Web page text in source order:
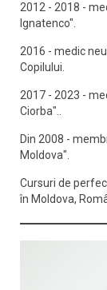
2012 - 2018 -
Ignatenco".
2016 - medic
Copilului.
2017 - 2023 -
Ciorba"..
Din 2008 -
Moldova".
Cursuri de
în Moldova,